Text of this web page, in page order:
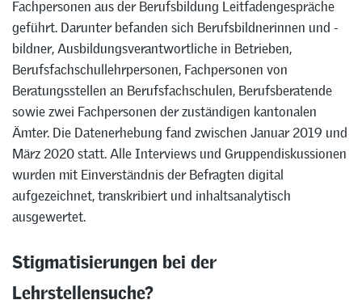
Fachpersonen aus der Berufsbildung Leitfadengespräche
geführt. Darunter befanden sich Berufsbildnerinnen und -
bildner, Ausbildungsverantwortliche in Betrieben,
Berufsfachschullehrpersonen, Fachpersonen von
Beratungsstellen an Berufsfachschulen, Berufsberatende
sowie zwei Fachpersonen der zuständigen kantonalen
Ämter. Die Datenerhebung fand zwischen Januar 2019 und
März 2020 statt. Alle Interviews und Gruppendiskussionen
wurden mit Einverständnis der Befragten digital
aufgezeichnet, transkribiert und inhaltsanalytisch
ausgewertet.
Stigmatisierungen bei der
Lehrstellensuche?